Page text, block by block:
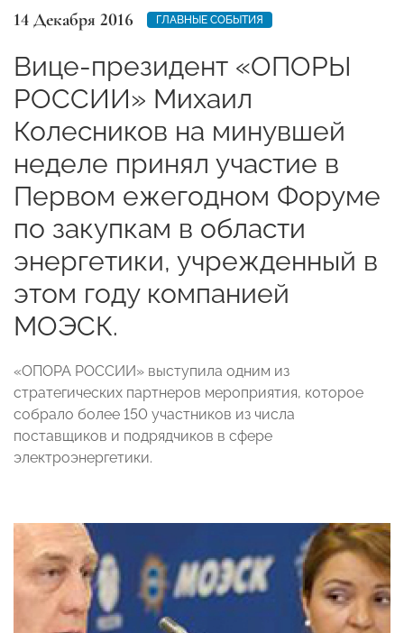
14 Декабря 2016 ГЛАВНЫЕ СОБЫТИЯ
Вице-президент «ОПОРЫ
РОССИИ» Михаил
Колесников на минувшей
неделе принял участие в
Первом ежегодном Форуме
по закупкам в области
энергетики, учрежденный в
этом году компанией
МОЭСК.
«ОПОРА РОССИИ» выступила одним из
стратегических партнеров мероприятия, которое
собрало более 150 участников из числа
поставщиков и подрядчиков в сфере
электроэнергетики.